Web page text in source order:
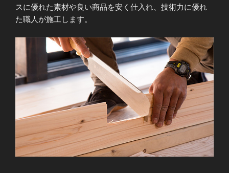
スに優れた素材や良い商品を安く仕入れ、技術力に優れ
た職人が施工します。